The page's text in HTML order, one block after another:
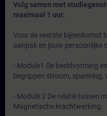
Volg samen met
maximaal 1 uur.
Voor de eeerste bijeenkomst
aanpak en jouw persoonlijke
- Module1 De beeldvorming
begrippen stroom, spanning,
- Module 2 De relatie tussen
Magnetische krachtwerking.